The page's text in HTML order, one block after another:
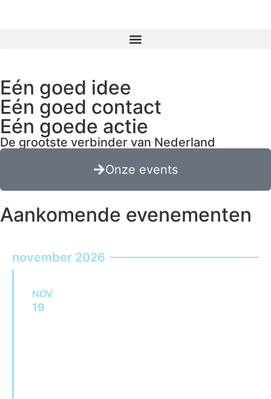
Eén goed idee
Eén goed contact
Eén goede actie
De grootste verbinder van Nederland
Onze events
Aankomende evenementen
november 2026
NOV
19